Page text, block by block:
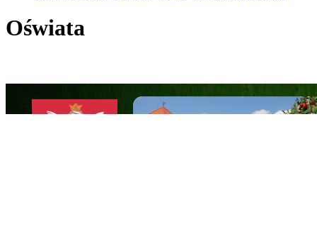
Oświata